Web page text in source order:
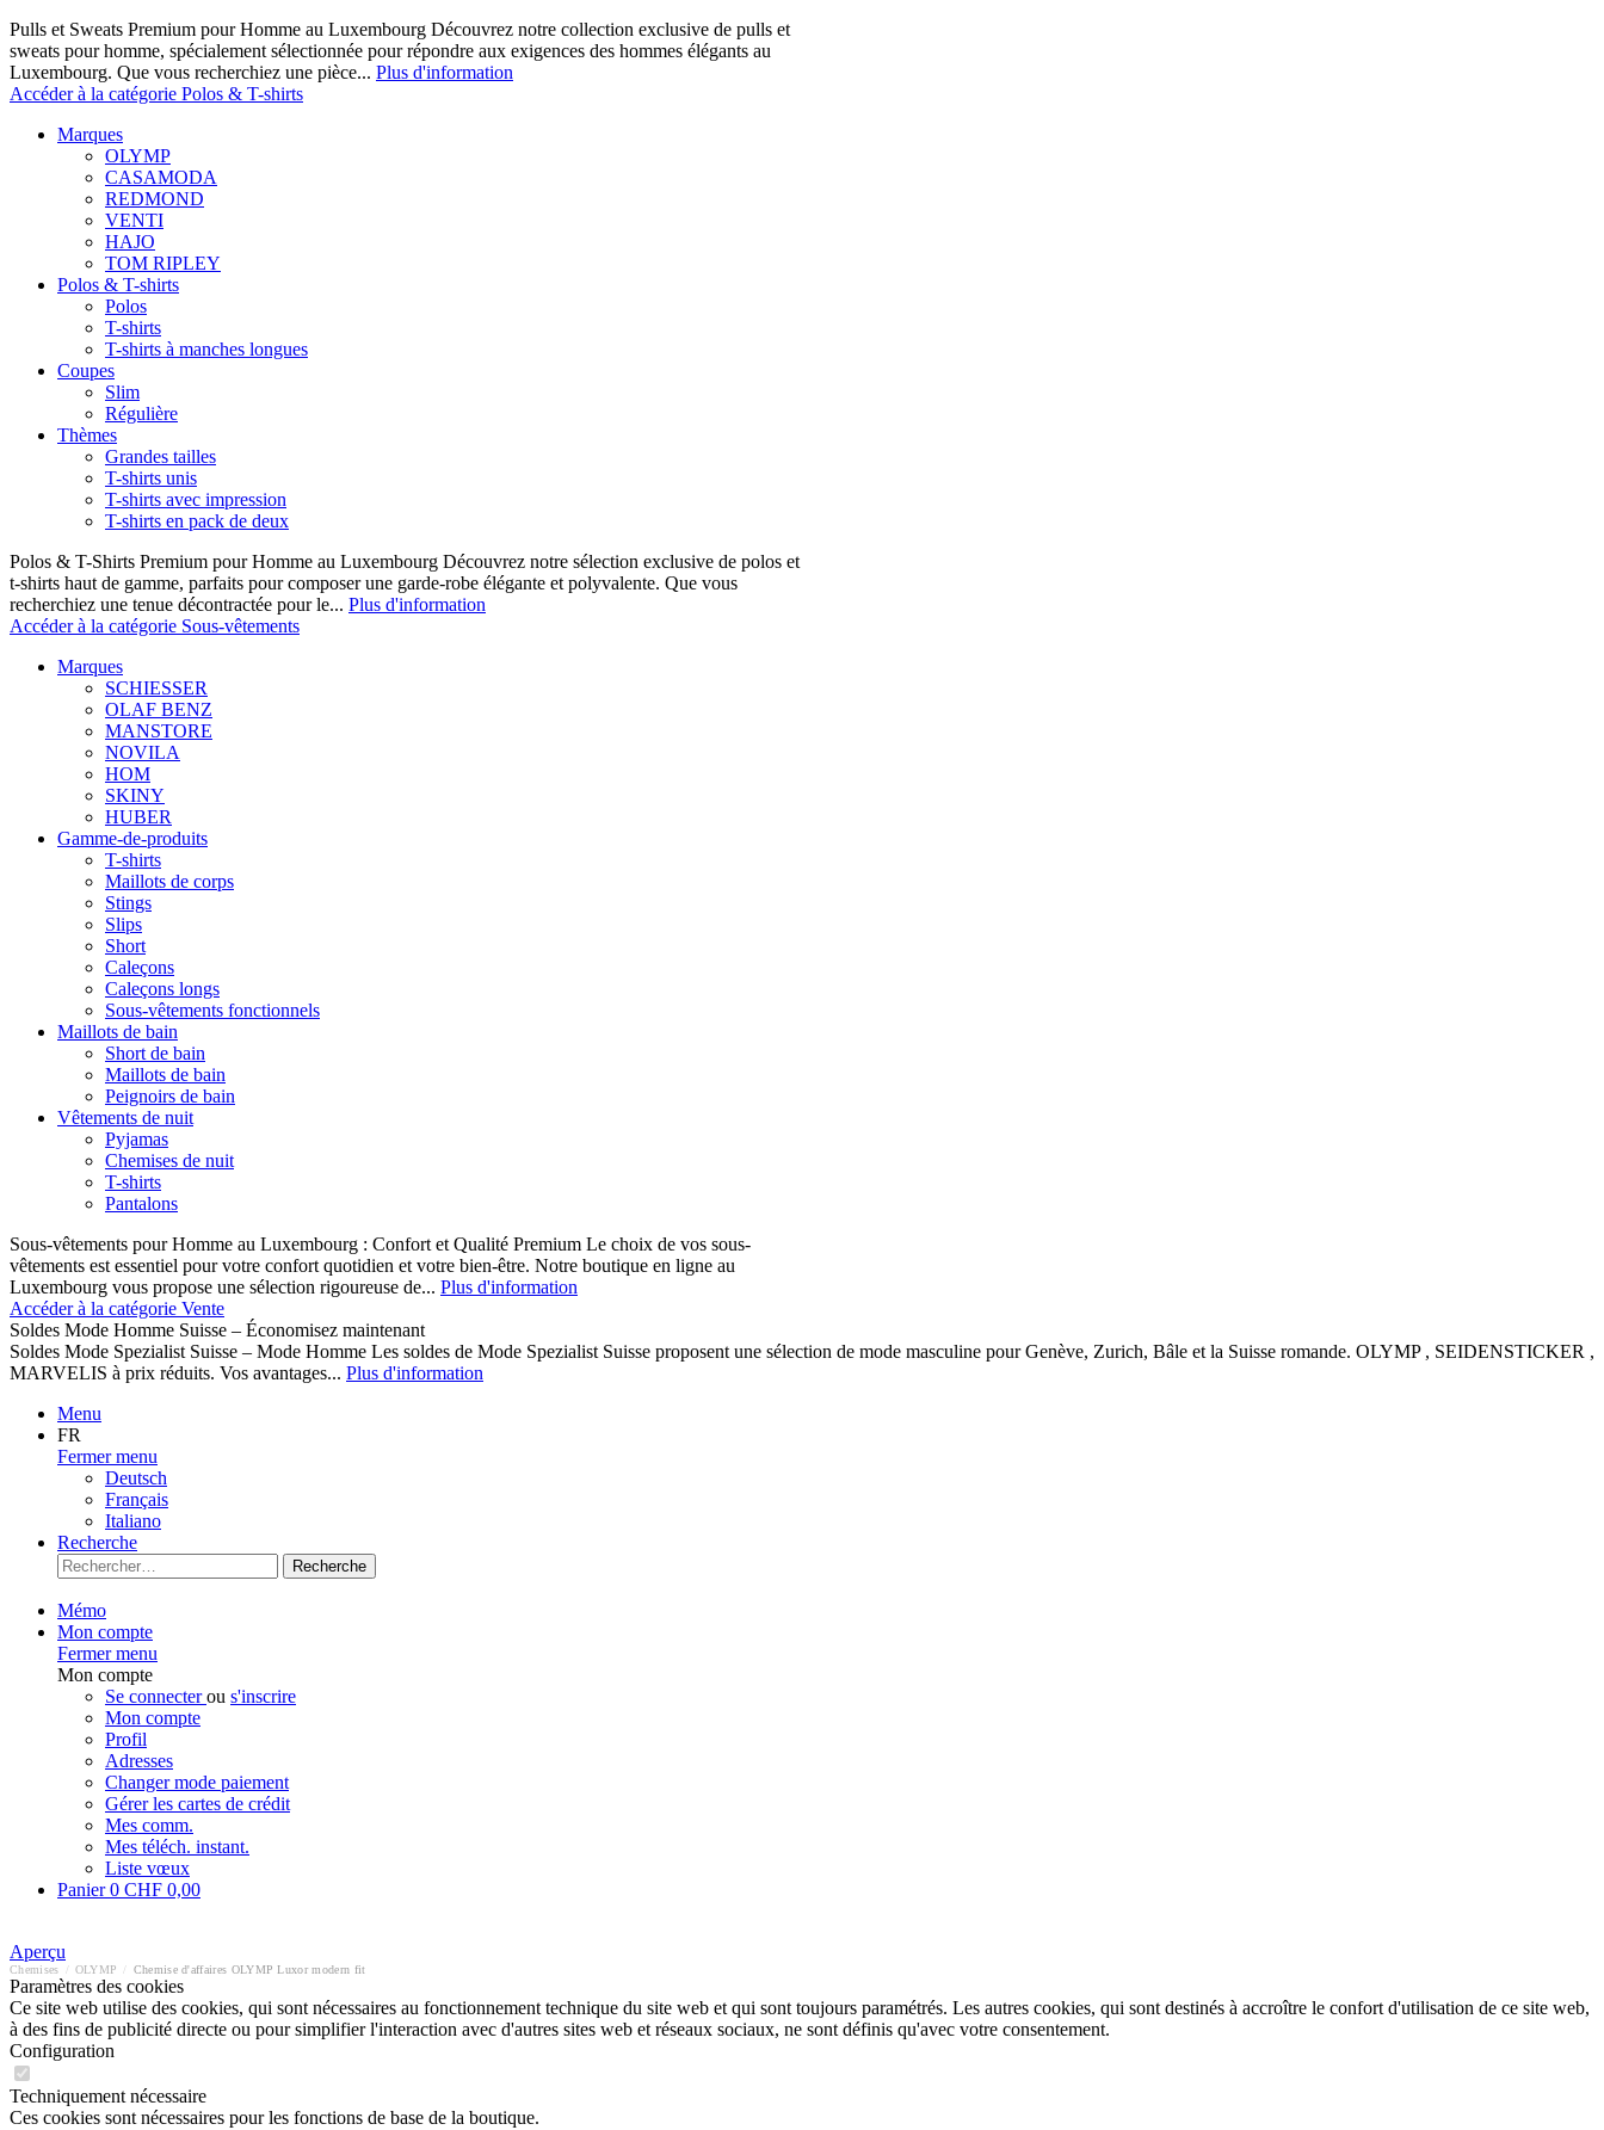
Pulls et Sweats Premium pour Homme au Luxembourg Découvrez notre collection exclusive de pulls et
sweats pour homme, spécialement sélectionnée pour répondre aux exigences des hommes élégants au
Luxembourg. Que vous recherchiez une pièce... Plus d'information
Accéder à la catégorie Polos & T-shirts
Marques
OLYMP
CASAMODA
REDMOND
VENTI
HAJO
TOM RIPLEY
Polos & T-shirts
Polos
T-shirts
T-shirts à manches longues
Coupes
Slim
Régulière
Thèmes
Grandes tailles
T-shirts unis
T-shirts avec impression
T-shirts en pack de deux
Polos & T-Shirts Premium pour Homme au Luxembourg Découvrez notre sélection exclusive de polos et
t-shirts haut de gamme, parfaits pour composer une garde-robe élégante et polyvalente. Que vous
recherchiez une tenue décontractée pour le... Plus d'information
Accéder à la catégorie Sous-vêtements
Marques
SCHIESSER
OLAF BENZ
MANSTORE
NOVILA
HOM
SKINY
HUBER
Gamme-de-produits
T-shirts
Maillots de corps
Stings
Slips
Short
Caleçons
Caleçons longs
Sous-vêtements fonctionnels
Maillots de bain
Short de bain
Maillots de bain
Peignoirs de bain
Vêtements de nuit
Pyjamas
Chemises de nuit
T-shirts
Pantalons
Sous-vêtements pour Homme au Luxembourg : Confort et Qualité Premium Le choix de vos sous-
vêtements est essentiel pour votre confort quotidien et votre bien-être. Notre boutique en ligne au
Luxembourg vous propose une sélection rigoureuse de... Plus d'information
Accéder à la catégorie Vente
Soldes Mode Homme Suisse – Économisez maintenant
Soldes Mode Spezialist Suisse – Mode Homme Les soldes de Mode Spezialist Suisse proposent une sélection de mode masculine pour Genève, Zurich, Bâle et la Suisse romande. OLYMP , SEIDENSTICKER ,
MARVELIS à prix réduits. Vos avantages... Plus d'information
Menu
FR
Fermer menu
Deutsch
Français
Italiano
Recherche
Recherche
Mémo
Mon compte
Fermer menu
Mon compte
Se connecterou s'inscrire
Mon compte
Profil
Adresses
Changer mode paiement
Gérer les cartes de crédit
Mes comm.
Mes téléch. instant.
Liste vœux
Panier0 CHF 0,00
Aperçu
Chemises OLYMP Chemise d'affaires OLYMP Luxor modern fit
Paramètres des cookies
Ce site web utilise des cookies, qui sont nécessaires au fonctionnement technique du site web et qui sont toujours paramétrés. Les autres cookies, qui sont destinés à accroître le confort d'utilisation de ce site web,
à des fins de publicité directe ou pour simplifier l'interaction avec d'autres sites web et réseaux sociaux, ne sont définis qu'avec votre consentement.
Configuration
Techniquement nécessaire
Ces cookies sont nécessaires pour les fonctions de base de la boutique.